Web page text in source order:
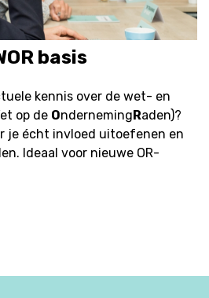
basis
kennis over de wet- en
et op de OndernemingRaden)?
je écht invloed uitoefenen en
Ideaal voor nieuwe OR-